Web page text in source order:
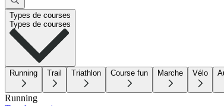
Types de courses
Types de courses
Running Trail Triathlon Course fun Marche Vélo
Running